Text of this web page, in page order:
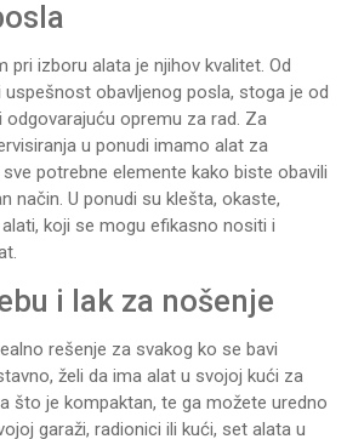
pri izboru alata je njihov kvalitet. Od
obavljenog posla, stoga je od
odgovarajuću opremu za rad. Za
u ponudi imamo alat za
potrebne elemente kako biste obavili
način. U ponudi su klešta, okaste,
koji se mogu efikasno nositi i
.
i lak za nošenje
rešenje za svakog ko se bavi
želi da ima alat u svojoj kući za
što je kompaktan, te ga možete uredno
garaži, radionici ili kući, set alata u